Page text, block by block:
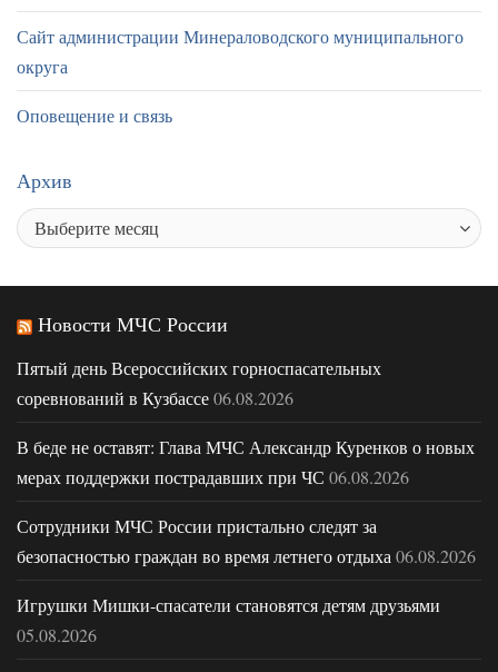
Сайт администрации Минераловодского муниципального
округа
Оповещение и связь
Архив
Новости МЧС России
Пятый день Всероссийских горноспасательных
соревнований в Кузбассе06.08.2026
В беде не оставят: Глава МЧС Александр Куренков о новых
мерах поддержки пострадавших при ЧС 06.08.2026
Сотрудники МЧС России пристально следят за
безопасностью граждан во время летнего отдыха 06.08.2026
Игрушки Мишки-спасатели становятся детям друзьями
05.08.2026